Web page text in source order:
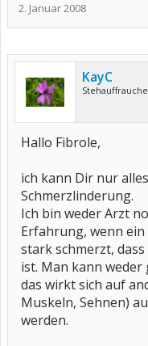
2. Januar 2008
KayC
Hallo Fibrole,
ich kann Dir nur
Schmerzlinderung.
Ich bin weder Arzt
Erfahrung, wenn
stark schmerzt,
ist. Man kann
das wirkt sich auf
Muskeln, Sehnen)
werden.